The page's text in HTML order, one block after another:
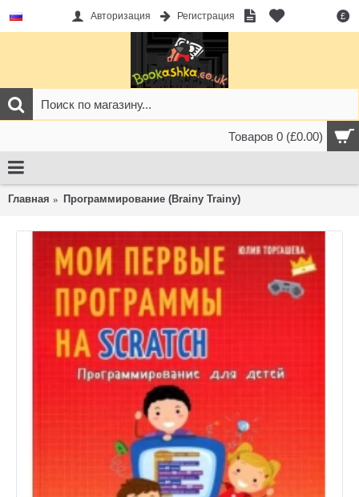
£
Авторизация Регистрация
Товаров 0 (£0.00)
Главная Программирование (Brainy Trainy)